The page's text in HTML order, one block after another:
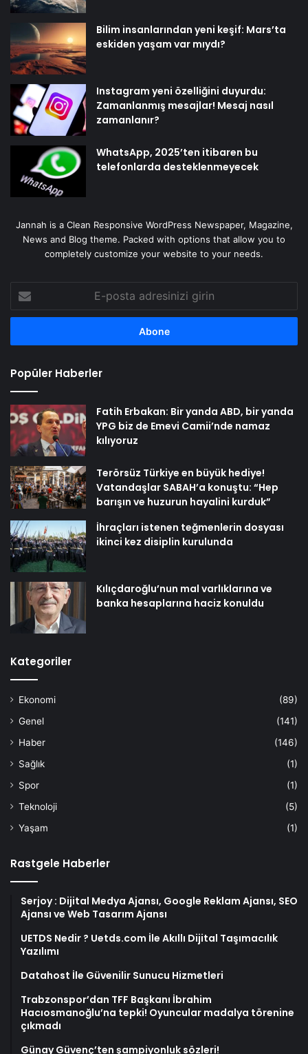
Bilim insanlarından yeni keşif: Mars’ta
eskiden yaşam var mıydı?
Instagram yeni özelliğini duyurdu:
Zamanlanmış mesajlar! Mesaj nasıl
zamanlanır?
WhatsApp, 2025’ten itibaren bu
telefonlarda desteklenmeyecek
Jannah is a Clean Responsive WordPress Newspaper, Magazine,
News and Blog theme. Packed with options that allow you to
completely customize your website to your needs.
posta
adresinizi
Popüler Haberler
Fatih Erbakan: Bir yanda ABD, bir yanda
YPG biz de Emevi Camii’nde namaz
kılıyoruz
Terörsüz Türkiye en büyük hediye!
Vatandaşlar SABAH’a konuştu: “Hep
barışın ve huzurun hayalini kurduk”
İhraçları istenen teğmenlerin dosyası
ikinci kez disiplin kurulunda
Kılıçdaroğlu’nun mal varlıklarına ve
banka hesaplarına haciz konuldu
Kategoriler
Ekonomi
(89)
Genel
(141)
Haber
(146)
Sağlık
(1)
Spor
(1)
Teknoloji
(5)
Yaşam
(1)
Rastgele Haberler
Serjoy : Dijital Medya Ajansı, Google Reklam Ajansı, SEO
Ajansı ve Web Tasarım Ajansı
UETDS Nedir ? Uetds.com İle Akıllı Dijital Taşımacılık
Yazılımı
Datahost İle Güvenilir Sunucu Hizmetleri
Trabzonspor’dan TFF Başkanı İbrahim
Hacıosmanoğlu’na tepki! Oyuncular madalya törenine
çıkmadı
Günay Güvenç’ten şampiyonluk sözleri!